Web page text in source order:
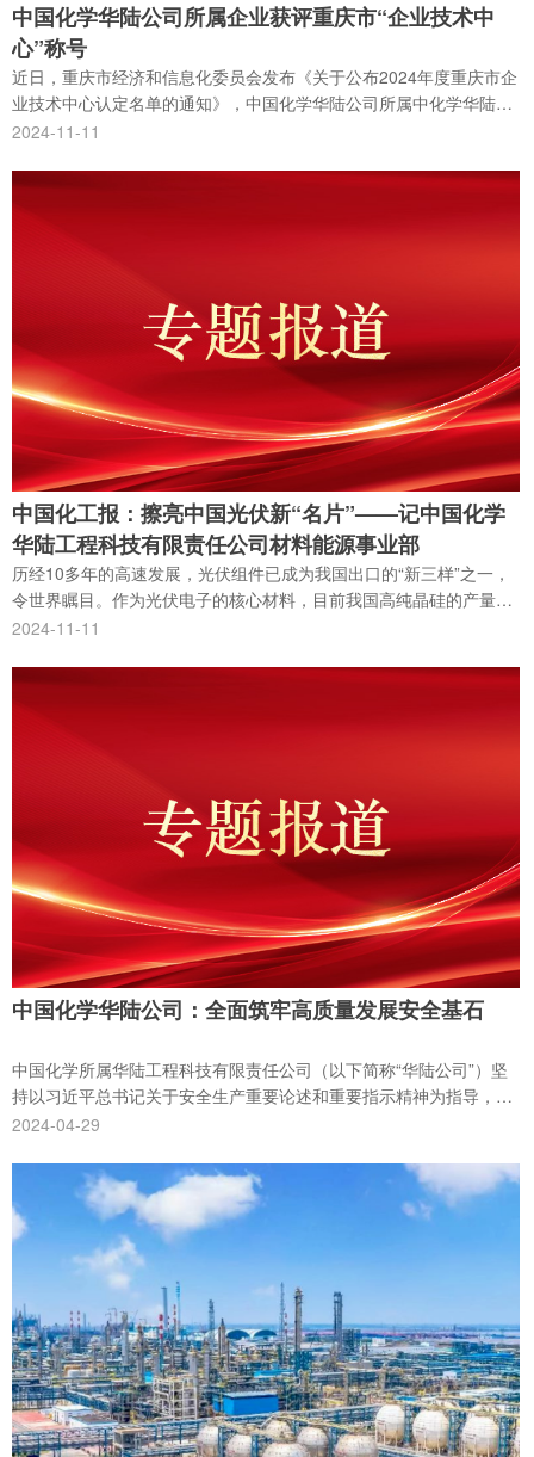
中国化学华陆公司所属企业获评重庆市“企业技术中
心”称号
近日，重庆市经济和信息化委员会发布《关于公布2024年度重庆市企
业技术中心认定名单的通知》，中国化学华陆公司所属中化学华陆新
材料有限公司（以下简称“华陆新材”）获评重庆市“企业技术中心”称
核心自主知识产权等方面工作的充分认可和高度肯定。
2024-11-11
中国化工报：擦亮中国光伏新“名片”——记中国化学
华陆工程科技有限责任公司材料能源事业部
历经10多年的高速发展，光伏组件已成为我国出口的“新三样”之一，
令世界瞩目。作为光伏电子的核心材料，目前我国高纯晶硅的产量在
全球占比超九成。从被国外技术封锁到自主创新再到如今技术和规模
成就这一强国梦想的，就是近日获得“中央企业先进集体”荣誉称号的
中国化学华陆工程科技有限责任公司材料能源事业部。
2024-11-11
中国化学华陆公司：全面筑牢高质量发展安全基石
中国化学所属华陆工程科技有限责任公司（以下简称“华陆公司”）坚
持以习近平总书记关于安全生产重要论述和重要指示精神为指导，全
面贯彻集团公司关于安全生产决策部署，聚焦安全固本，坚守红线意
管理再加强再提升，全面筑牢高质量发展安全基石。
2024-04-29